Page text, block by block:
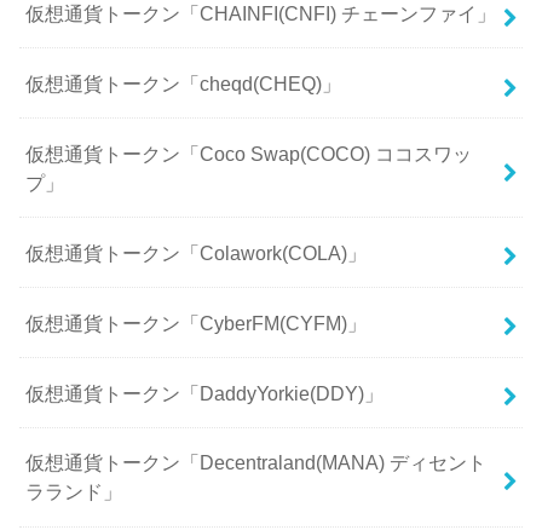
仮想通貨トークン「CHAINFI(CNFI) チェーンファイ」
仮想通貨トークン「cheqd(CHEQ)」
仮想通貨トークン「Coco Swap(COCO) ココスワッ
プ」
仮想通貨トークン「Colawork(COLA)」
仮想通貨トークン「CyberFM(CYFM)」
仮想通貨トークン「DaddyYorkie(DDY)」
仮想通貨トークン「Decentraland(MANA) ディセント
ラランド」